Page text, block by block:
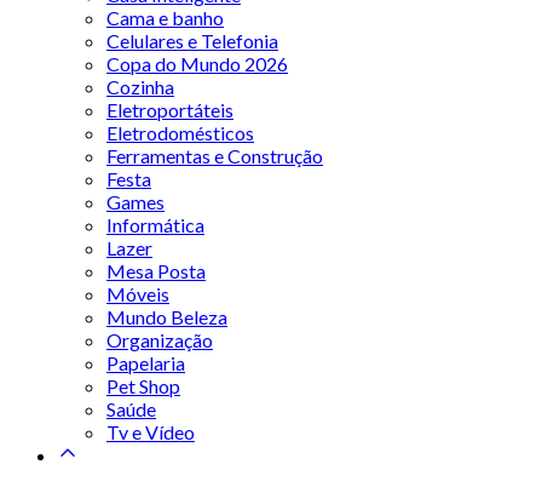
Cama e banho
Celulares e Telefonia
Copa do Mundo 2026
Cozinha
Eletroportáteis
Eletrodomésticos
Ferramentas e Construção
Festa
Games
Informática
Lazer
Mesa Posta
Móveis
Mundo Beleza
Organização
Papelaria
Pet Shop
Saúde
Tv e Vídeo